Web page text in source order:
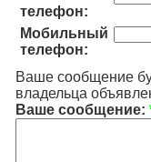
телефон:
Мобильный
телефон:
Ваше сообщение
владельца
Ваше сообщение: